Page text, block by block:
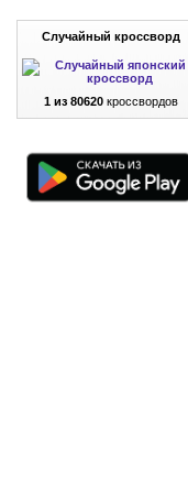
Случайный кроссворд
1 из 80620 кроссвордов